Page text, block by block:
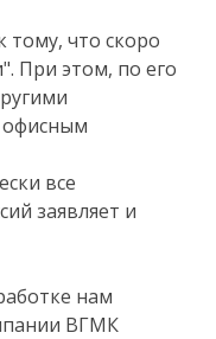
тому, что скоро
При этом, по его
офисным
все
заявляет и
нам
ВГМК